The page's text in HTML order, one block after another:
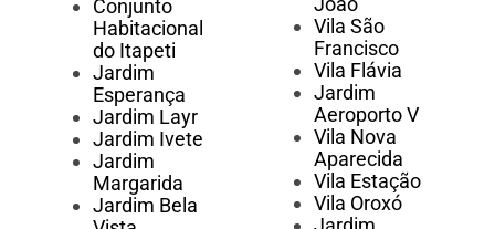
Conjunto
Habitacional
do Itapeti
Jardim
Esperança
Jardim Layr
Jardim Ivete
Jardim
Margarida
Jardim Bela
Vila São
Francisco
Vila Flávia
Jardim
Aeroporto V
Vila Nova
Aparecida
Vila Estação
Vila Oroxó